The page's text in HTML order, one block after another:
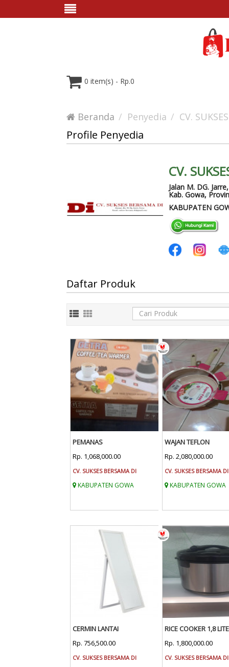
0 item(s) - Rp.0
Beranda Penyedia CV.
Profile Penyedia
CV.
Jalan M. DG.
Kab. Gowa,
KABUPATEN
Daftar Produk
PEMANAS
Rp. 1,068,000.00
CV. SUKSES BERSAMA DI
KABUPATEN GOWA
WAJAN TEFLON
Rp. 2,080,000.00
CV. SUKSES BERSAMA DI
KABUPATEN GOWA
CERMIN LANTAI
Rp. 756,500.00
CV. SUKSES BERSAMA DI
RICE COOKER 1,8
Rp. 1,800,000.00
CV. SUKSES BERSAMA DI